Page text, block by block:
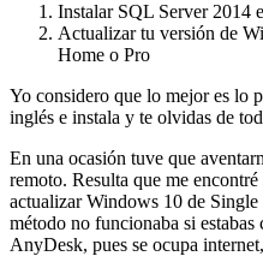
Instalar SQL Server 2014
Actualizar tu versión de
Home o Pro
Yo considero que lo mejor es lo
inglés e instala y te olvidas de
En una ocasión tuve que
remoto. Resulta que me
actualizar Windows 10 de
método no funcionaba si
AnyDesk, pues se ocupa